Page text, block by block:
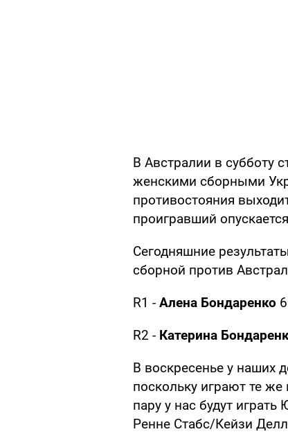
В Австралии в субботу
женскими сборными
противостояния
проигравший
Сегодняшние
сборной против
R1 - Алена Бондаренко
R2 - Катерина
В воскресенье у наших
поскольку играют те
пару у нас будут
Ренне Стабс/Кейзи